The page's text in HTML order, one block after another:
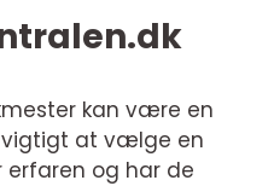
kan være en
vigtigt at vælge en
erfaren og har de